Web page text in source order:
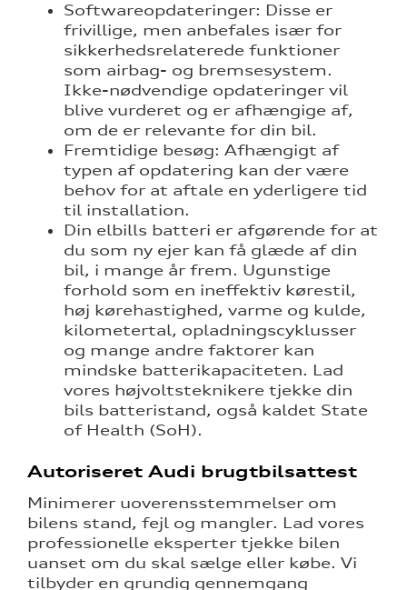
Softwareopdateringer: Disse er
frivillige, men anbefales især for
sikkerhedsrelaterede funktioner
som airbag- og bremsesystem.
Ikke-nødvendige opdateringer vil
blive vurderet og er afhængige af,
om de er relevante for din bil.
Fremtidige besøg: Afhængigt af
typen af opdatering kan der være
behov for at aftale en yderligere tid
til installation.
Din elbills batteri er afgørende for at
du som ny ejer kan få glæde af din
bil, i mange år frem. Ugunstige
forhold som en ineffektiv kørestil,
høj kørehastighed, varme og kulde,
kilometertal, opladningscyklusser
og mange andre faktorer kan
mindske batterikapaciteten. Lad
vores højvoltsteknikere tjekke din
bils batteristand, også kaldet State
of Health (SoH).
Autoriseret Audi brugtbilsattest
Minimerer uoverensstemmelser om
bilens stand, fejl og mangler. Lad vores
professionelle eksperter tjekke bilen
uanset om du skal sælge eller købe. Vi
tilbyder en grundig gennemgang